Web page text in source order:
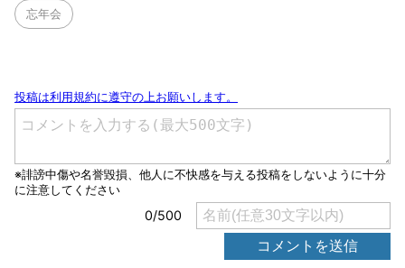
忘年会